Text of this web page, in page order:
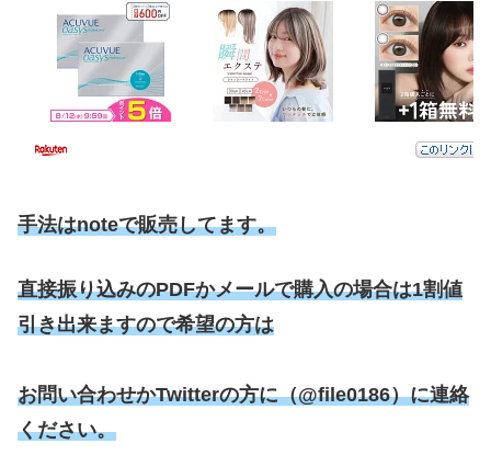
手法はnoteで販売してます。
直接振り込みのPDFかメールで購入の場合は1割値
引き出来ますので希望の方は
お問い合わせかTwitterの方に（@file0186）に連絡
ください。